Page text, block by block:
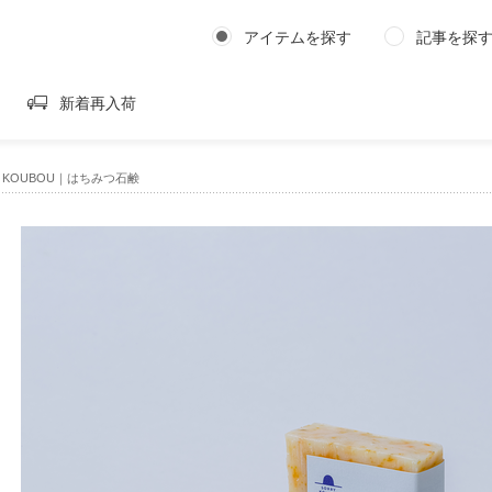
アイテムを探す 記事を探す
新着再入荷
｜はちみつ石鹸